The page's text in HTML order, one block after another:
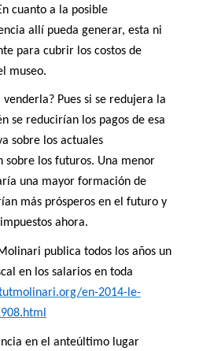
cuanto a la posible
allí pueda generar, esta ni
para cubrir los costos de
museo.
Pues si se redujera la
se reducirían los pagos de esa
sobre los actuales
sobre los futuros. Una menor
una mayor formación de
más prósperos en el futuro y
ahora.
publica todos los años un
en los salarios en toda
en-2014-le-
en el anteúltimo lugar